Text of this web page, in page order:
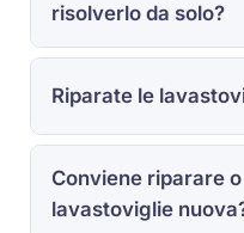
risolverlo da solo?
Riparate le
Conviene riparare
lavastoviglie